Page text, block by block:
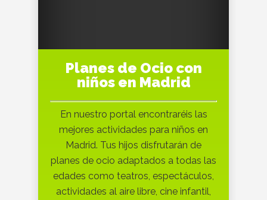
Planes de Ocio con
niños en Madrid
En nuestro portal encontraréis las
mejores actividades para niños en
Madrid. Tus hijos disfrutarán de
planes de ocio adaptados a todas las
edades como teatros, espectáculos,
actividades al aire libre, cine infantil,